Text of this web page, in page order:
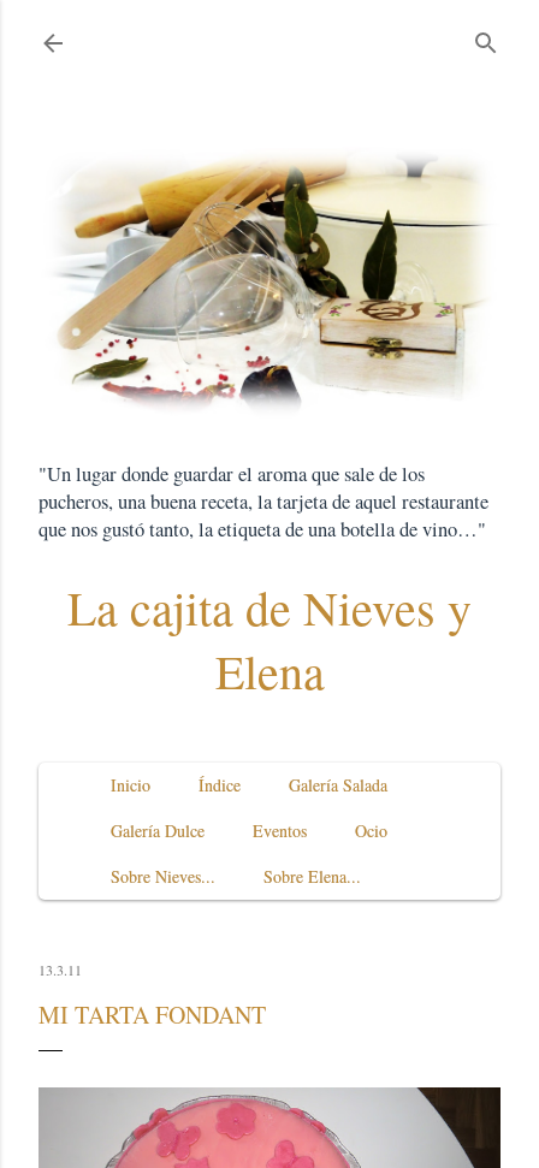
"Un lugar donde guardar el aroma que sale de los
pucheros, una buena receta, la tarjeta de aquel restaurante
que nos gustó tanto, la etiqueta de una botella de vino…"
La cajita de Nieves y
Elena
Inicio Índice
Galería Salada
Galería Dulce
Eventos
Ocio
Sobre Nieves...
Sobre Elena...
13.3.11
MI TARTA FONDANT